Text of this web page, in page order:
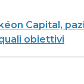
Capital,
obiettivi